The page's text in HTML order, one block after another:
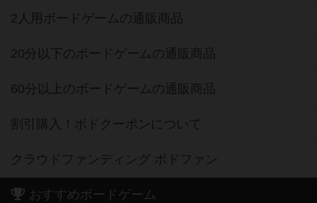
2人用ボードゲームの通販商品
20分以下のボードゲームの通販商品
60分以上のボードゲームの通販商品
割引購入！ボドクーポンについて
クラウドファンディング ボドファン
おすすめボードゲーム